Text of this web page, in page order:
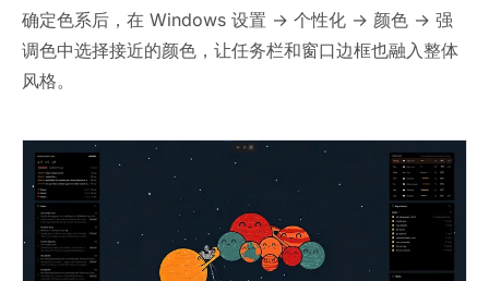
确定色系后，在 Windows 设置 → 个性化 → 颜色 → 强
调色中选择接近的颜色，让任务栏和窗口边框也融入整体
风格。